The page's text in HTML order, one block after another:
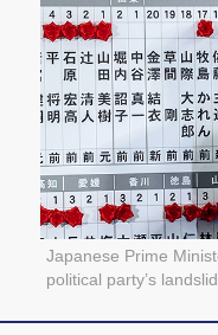
Japanese Prime
political party’s